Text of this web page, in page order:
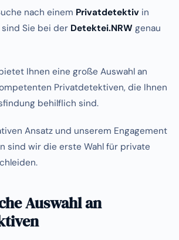
nach einem Privatdetektiv in
sind Sie bei der Detektei.NRW genau
Ihnen eine große Auswahl an
Privatdetektiven, die Ihnen
behilflich sind.
Ansatz und unserem Engagement
sind wir die erste Wahl für private
Auswahl an